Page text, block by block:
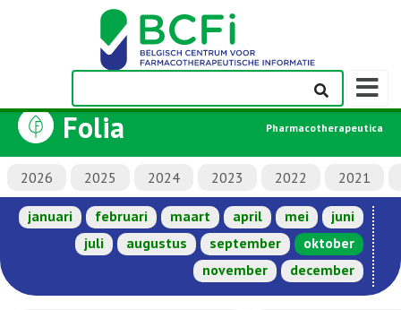
Folia Pharmacotherapeutica
2026 2025 2024 2023 2022 2021
januari februari maart april mei
juni
juli
augustus september
oktober
november
december